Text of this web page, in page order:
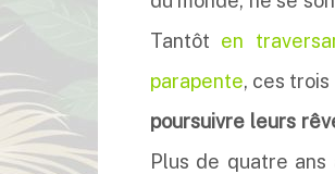
Tantôt en
parapente, ces
poursuivre leurs
Plus de quatre ans